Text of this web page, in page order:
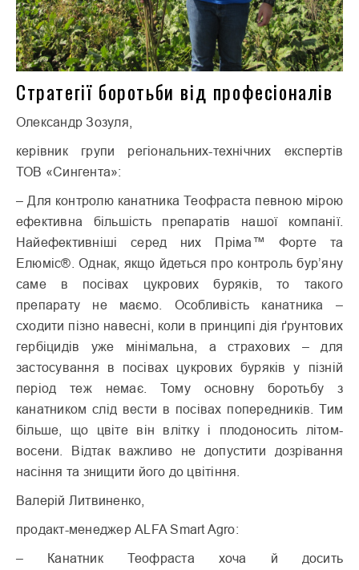
Стратегії боротьби від професіоналів
Олександр Зозуля,
керівник групи регіональних-технічних експертів
ТОВ «Сингента»:
– Для контролю канатника Теофраста певною мірою
ефективна більшість препаратів нашої компанії.
Найефективніші серед них Пріма™ Форте та
Елюміс®. Однак, якщо йдеться про контроль бур’яну
саме в посівах цукрових буряків, то такого
препарату не маємо. Особливість канатника –
сходити пізно навесні, коли в принципі дія ґрунтових
гербіцидів уже мінімальна, а страхових – для
застосування в посівах цукрових буряків у пізній
період теж немає. Тому основну боротьбу з
канатником слід вести в посівах попередників. Тим
більше, що цвіте він влітку і плодоносить літом-
восени. Відтак важливо не допустити дозрівання
насіння та знищити його до цвітіння.
Валерій Литвиненко,
продакт-менеджер ALFA Smart Agro:
– Канатник Теофраста хоча й досить